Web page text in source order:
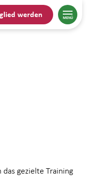
werden
gezielte Training